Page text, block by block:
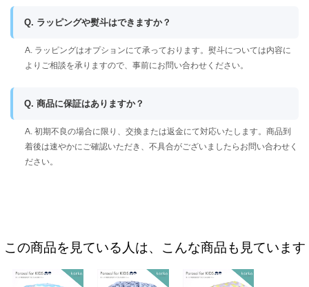
Q. ラッピングや熨斗はできますか？
A. ラッピングはオプションにて承っております。熨斗については内容に
よりご相談を承りますので、事前にお問い合わせください。
Q. 商品に保証はありますか？
A. 初期不良の場合に限り、交換または返金にて対応いたします。商品到
着後は速やかにご確認いただき、不具合がございましたらお問い合わせく
ださい。
この商品を見ている人は、こんな商品も見ています